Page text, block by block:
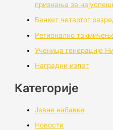
признања за
Банкет четвртог
Регионално
Ученица генерације
Наградни излет
Категорије
Јавне набавке
Новости